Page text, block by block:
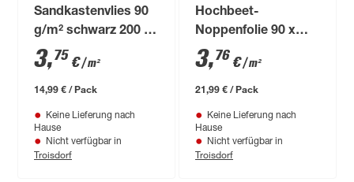
Sandkastenvlies 90
g/m² schwarz 200 x
200 cm
3,75 €/ m²
14,99 € / Pack
Keine Lieferung nach
Hause
Nicht verfügbar in
Troisdorf
Hochbeet-
Noppenfolie 90 x
650 cm
3,76 €/ m²
21,99 € / Pack
Keine Lieferung nach
Hause
Nicht verfügbar in
Troisdorf